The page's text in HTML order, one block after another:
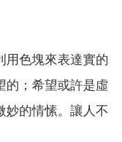
用色塊來表達實的
的；希望或許是虛
妙的情愫。讓人不